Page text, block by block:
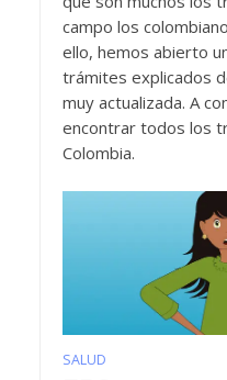
campo los
ello, hemos abierto
trámites explicados
muy actualizada. A
encontrar todos los
Colombia.
SALUD